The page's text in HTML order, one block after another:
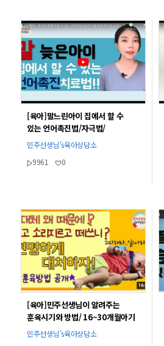
[육아]말느린아이 집에서 할 수
있는 언어촉진법/자극법/
언어치료법/놀이법/
민주선생님's육아상담소
9961
0
[육아]민주선생님이 알려주는
훈육시기와 방법/ 16~30개월아기
더 떼쓰는 이유/훈육할 때 주의점/
민주선생님
민주선생님's육아상담소